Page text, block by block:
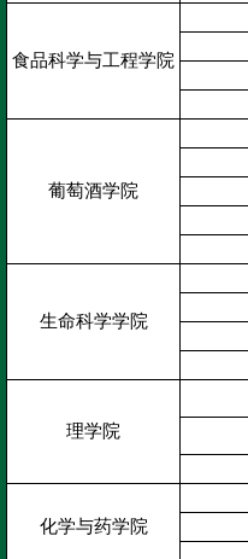
食品科学与工程学院
葡萄酒学院
生命科学学院
理学院
化学与药学院